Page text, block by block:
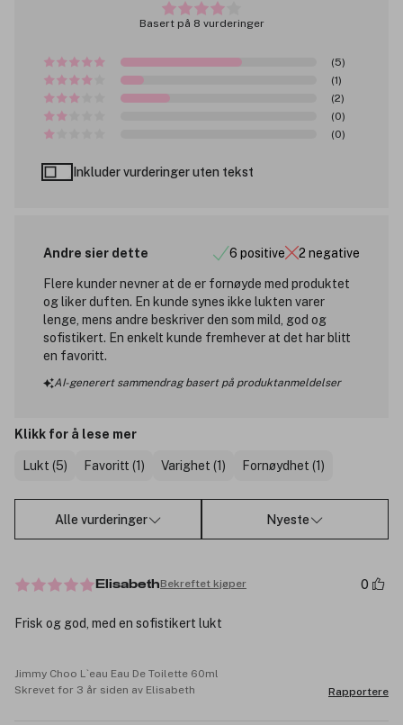
Basert på 8 vurderinger
(5)
(1)
(2)
(0)
(0)
Inkluder vurderinger uten tekst
Andre sier dette 6 positive 2 negative
Flere kunder nevner at de er fornøyde med produktet
og liker duften. En kunde synes ikke lukten varer
lenge, mens andre beskriver den som mild, god og
sofistikert. En enkelt kunde fremhever at det har blitt
en favoritt.
AI-generert sammendrag basert på produktanmeldelser
Klikk for å lese mer
Lukt (5) Favoritt (1) Varighet (1) Fornøydhet (1)
Alle vurderinger Nyeste
ElisabethBekreftet kjøper 0
Frisk og god, med en sofistikert lukt
Jimmy Choo L`eau Eau De Toilette 60ml
Skrevet for 3 år siden av Elisabeth
Rapportere